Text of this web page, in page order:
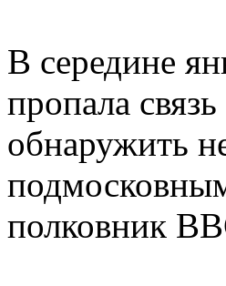
В середине
пропала
обнаружить
полковник